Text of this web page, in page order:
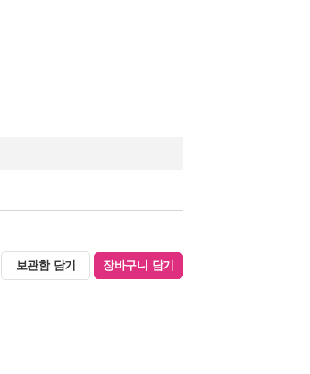
보관함 담기 장바구니 담기